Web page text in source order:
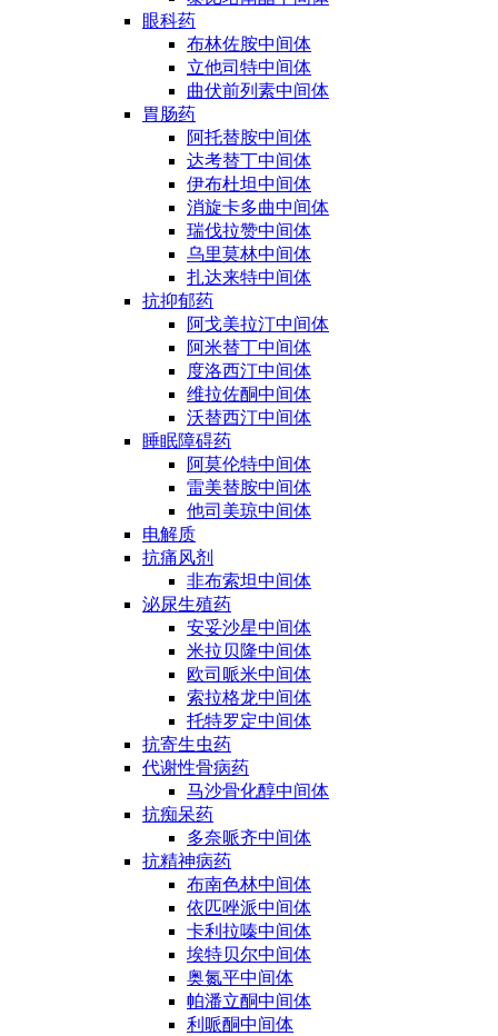
眼科药
布林佐胺中间体
立他司特中间体
曲伏前列素中间体
胃肠药
阿托替胺中间体
达考替丁中间体
伊布杜坦中间体
消旋卡多曲中间体
瑞伐拉赞中间体
乌里莫林中间体
扎达来特中间体
抗抑郁药
阿戈美拉汀中间体
阿米替丁中间体
度洛西汀中间体
维拉佐酮中间体
沃替西汀中间体
睡眠障碍药
阿莫伦特中间体
雷美替胺中间体
他司美琼中间体
电解质
抗痛风剂
非布索坦中间体
泌尿生殖药
安妥沙星中间体
米拉贝隆中间体
欧司哌米中间体
索拉格龙中间体
托特罗定中间体
抗寄生虫药
代谢性骨病药
马沙骨化醇中间体
抗痴呆药
多奈哌齐中间体
抗精神病药
布南色林中间体
依匹唑派中间体
卡利拉嗪中间体
埃特贝尔中间体
奥氮平中间体
帕潘立酮中间体
利哌酮中间体